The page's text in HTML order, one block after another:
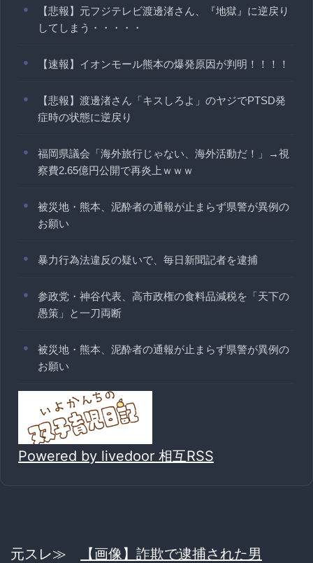
【悲報】元フジテレビ渡邊渚さん、『地獄』に逆戻り
してしまう・・・・・
【速報】イオンモール熊本の爆発原因が判明！！！！
【悲報】渡邊渚さん「キスしろよ」のヤジでPTSD発
症時の状態に逆戻り
福岡県議会「海外旅行じゃない、海外活動だ！」→視
察費2.65億円公開で再炎上ｗｗｗ
被災地・熊本、泥酔者の通報が止まらず県警が異例の
お願い
暴力行為法違反の疑いで、毎日新聞記者を逮捕
参政党・神谷代表、高市政権の食料品減税を「天下の
愚策」と一刀両断
被災地・熊本、泥酔者の通報が止まらず県警が異例の
お願い
Powered by livedoor 相互RSS
元スレ≫
【画像】詐欺で逮捕された男